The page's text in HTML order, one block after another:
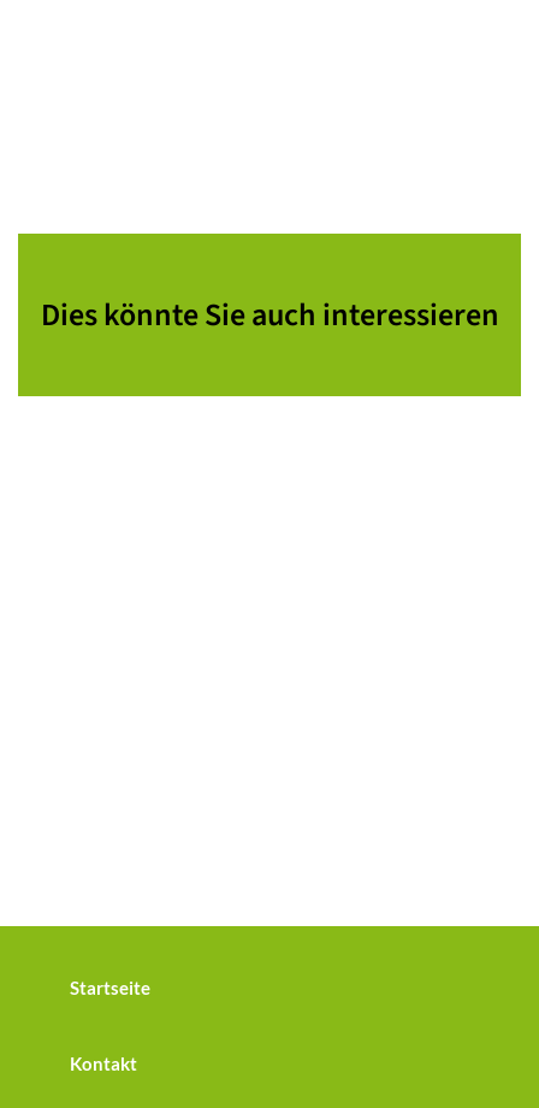
Dies könnte Sie auch interessieren
Startseite
Kontakt